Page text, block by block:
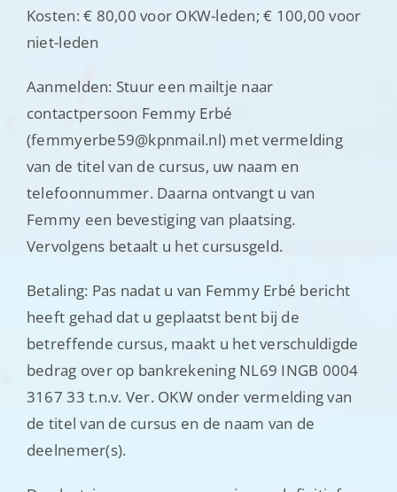
Kosten: € 80,00 voor OKW-leden; € 100,00 voor
niet-leden
Aanmelden: Stuur een mailtje naar
contactpersoon Femmy Erbé
(femmyerbe59@kpnmail.nl) met vermelding
van de titel van de cursus, uw naam en
telefoonnummer. Daarna ontvangt u van
Femmy een bevestiging van plaatsing.
Vervolgens betaalt u het cursusgeld.
Betaling: Pas nadat u van Femmy Erbé bericht
heeft gehad dat u geplaatst bent bij de
betreffende cursus, maakt u het verschuldigde
bedrag over op bankrekening NL69 INGB 0004
3167 33 t.n.v. Ver. OKW onder vermelding van
de titel van de cursus en de naam van de
deelnemer(s).